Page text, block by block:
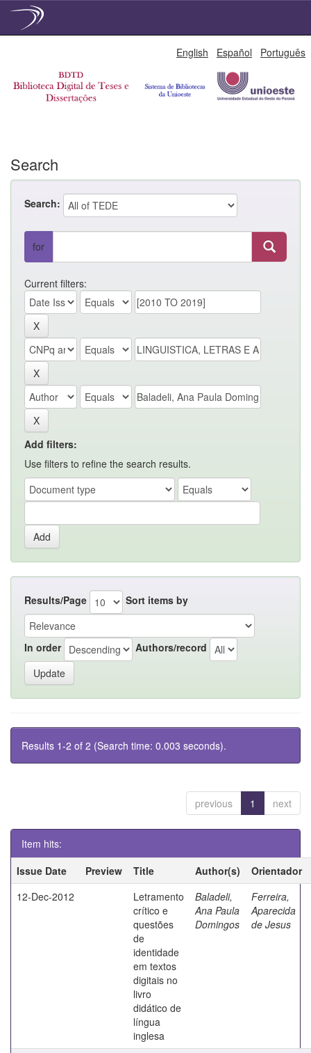
English Español Português
Search
Search:
for
Current filters:
Add filters:
Use filters to refine the search results.
Results/Page Sort items by
In order Authors/record
Results 1-2 of 2 (Search time: 0.003 seconds).
previous 1 next
Item hits:
Issue Date
Preview Title Author(s)
Orientador
12-Dec-2012
Letramento
crítico e
questões
de
identidade
em textos
digitais no
livro
didático de
língua
inglesa
Baladeli,
Ana Paula
Domingos
Ferreira,
Aparecida
de Jesus